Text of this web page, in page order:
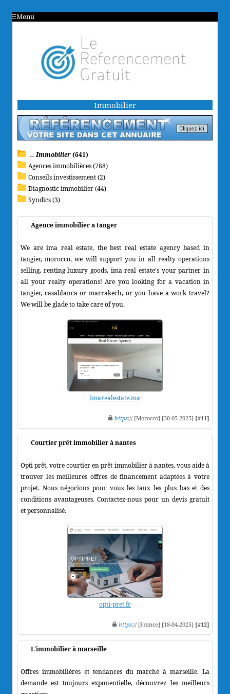
Menu
Immobilier
.. Immobilier(641)
Agences immobilières (788)
Conseils investissement (2)
Diagnostic immobilier (44)
Syndics (3)
Agence immobilier a tanger
We are ima real estate, the best real estate agency based in
tangier, morocco, we will support you in all realty operations
selling, renting luxury goods, ima real estate's your partner in
all your realty operations! Are you looking for a vacation in
tangier, casablanca or marrakech, or you have a work travel?
We will be glade to take care of you.
imarealestate.ma
https:// [Morocco] [30-05-2025] [#11]
Courtier prêt immobilier à nantes
Opti prêt, votre courtier en prêt immobilier à nantes, vous aide à
trouver les meilleures offres de financement adaptées à votre
projet. Nous négocions pour vous les taux les plus bas et des
conditions avantageuses. Contactez-nous pour un devis gratuit
et personnalisé.
opti-pret.fr
https:// [France] [18-04-2025] [#12]
L'immobilier à marseille
Offres immobilières et tendances du marché à marseille. La
demande est toujours exponentielle, découvrez les meilleurs